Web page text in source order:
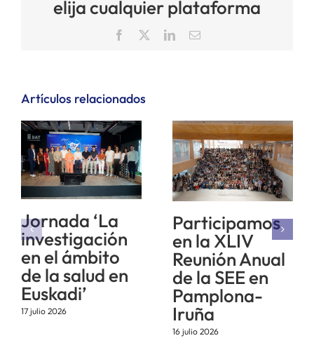
elija cualquier plataforma
Facebook LinkedInCorreo
Artículos relacionados
Jornada ‘La
investigación
en el ámbito
de la salud en
Euskadi’
17 julio 2026
Participamos
en la XLIV
Reunión Anual
de la SEE en
Pamplona-
Iruña
16 julio 2026